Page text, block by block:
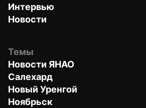
Интервью
Новости
Темы
Новости ЯНАО
Салехард
Новый Уренгой
Ноябрьск